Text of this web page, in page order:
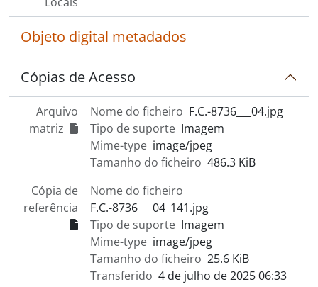
[Documento simples] Metalúrgica Progresso de Vale de Cambra, S.A.
[Documento simples] Metalúrgica Progresso de Vale de Cambra, S.A.
[Documento simples] Metalúrgica Progresso de Vale de Cambra, S.A.
[Documento simples] Mindol
[Documento simples] Mindol
[Documento simples] Mindol
[Documento simples] Mindol
[Documento simples] Mindol
[Documento simples] Equipamento industrial
[Documento simples] Queijo
[Documento simples] Queijo
[Documento simples] Equipamento industrial
[Documento simples] Equipamento industrial
Objeto digital metadados
Cópias de Acesso
Arquivo
matriz
Nome do ficheiro F.C.-8736___04.jpg
Tipo de suporte Imagem
Mime-type image/jpeg
Tamanho do ficheiro 486.3 KiB
Cópia de
referência
Nome do ficheiro
F.C.-8736___04_141.jpg
Tipo de suporte Imagem
Mime-type image/jpeg
Tamanho do ficheiro 25.6 KiB
Transferido 4 de julho de 2025 06:33